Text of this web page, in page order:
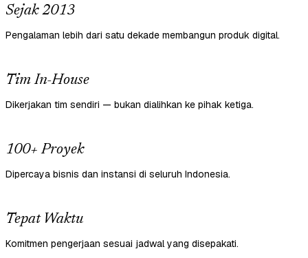
Sejak 2013
Pengalaman lebih dari satu dekade membangun produk digital.
Tim In-House
Dikerjakan tim sendiri — bukan dialihkan ke pihak ketiga.
100+ Proyek
Dipercaya bisnis dan instansi di seluruh Indonesia.
Tepat Waktu
Komitmen pengerjaan sesuai jadwal yang disepakati.